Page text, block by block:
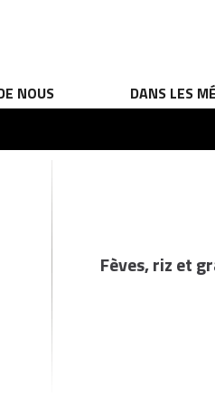
NOUS DANS LES
Fèves, riz et